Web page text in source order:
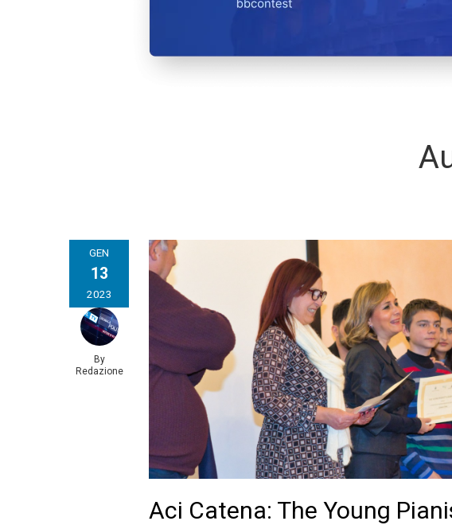
GEN
13
2023
By
Redazione
Aci Catena: The Young